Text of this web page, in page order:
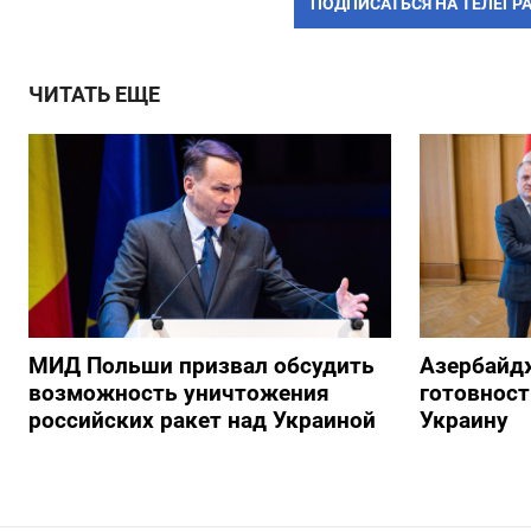
ПОДПИСАТЬСЯ НА
ЧИТАТЬ ЕЩЕ
МИД Польши призвал обсудить
возможность уничтожения
российских ракет над Украиной
Украину